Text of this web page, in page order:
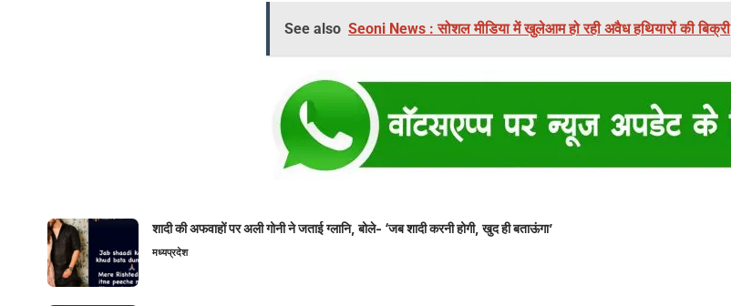
See also Seoni News : सोशल मीडिया में खुलेआम हो रही अवैध हथियारों की बिक्री
शादी की अफवाहों पर अली गोनी ने जताई ग्लानि, बोले- ‘जब शादी करनी होगी, खुद ही बताऊंगा’
मध्यप्रदेश